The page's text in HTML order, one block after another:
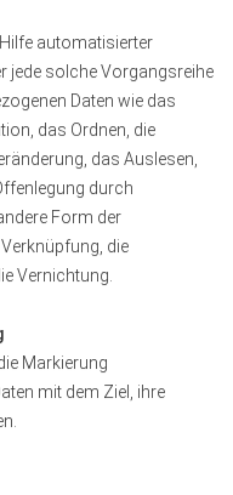
automatisierter
jede solche Vorgangsreihe
Daten wie das
das Ordnen, die
das Auslesen,
durch
Form der
die
Vernichtung.
Markierung
mit dem Ziel, ihre